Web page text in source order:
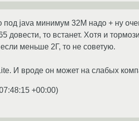
под java минимум 32М надо + ну
довести, то встанет. Хотя и
меньше 2Г, то не советую.
И вроде он может на слабых
+00:00)